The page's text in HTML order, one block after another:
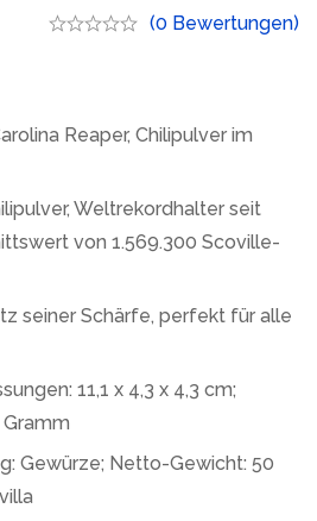
(0 Bewertungen)
Reaper, Chilipulver im
Weltrekordhalter seit
von 1.569.300 Scoville-
seiner Schärfe, perfekt für alle
11,1 x 4,3 x 4,3 cm;
Gewürze; Netto-Gewicht: 50